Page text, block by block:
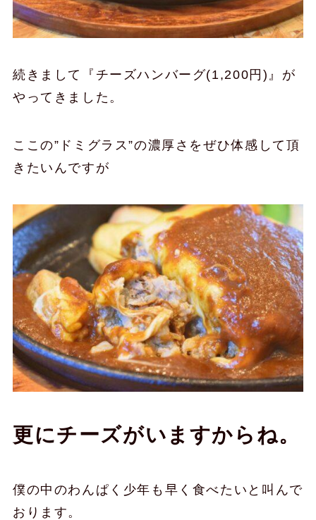
続きまして『チーズハンバーグ(1,200円)』が
やってきました。
ここの”ドミグラス”の濃厚さをぜひ体感して頂
きたいんですが
更にチーズがいますからね。
僕の中のわんぱく少年も早く食べたいと叫んで
おります。